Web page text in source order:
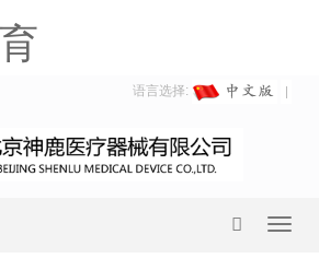
语言选择: